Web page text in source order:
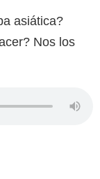
asiática?
Nos los